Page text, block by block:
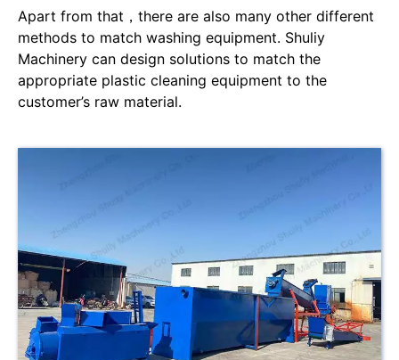
Apart from that，there are also many other different
methods to match washing equipment. Shuliy
Machinery can design solutions to match the
appropriate plastic cleaning equipment to the
customer’s raw material.